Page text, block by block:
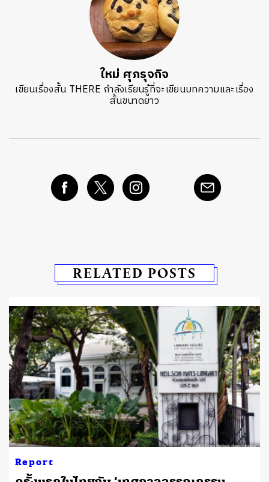
ใหม่ ศุภรุจกิจ
เขียนเรื่องสั้น THERE กำลังเรียนรู้ที่จะเขียนบทความและเรื่อง
สั้นขนาดยาว
RELATED POSTS
Report